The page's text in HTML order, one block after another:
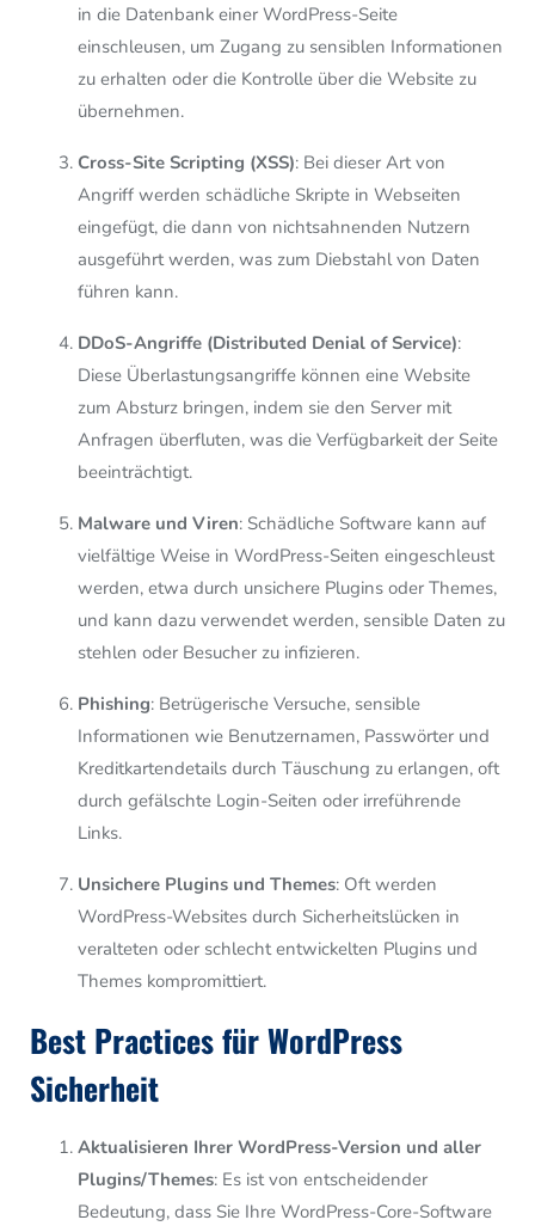
in die Datenbank einer WordPress-Seite
einschleusen, um Zugang zu sensiblen Informationen
zu erhalten oder die Kontrolle über die Website zu
übernehmen.
Cross-Site Scripting (XSS): Bei dieser Art von
Angriff werden schädliche Skripte in Webseiten
eingefügt, die dann von nichtsahnenden Nutzern
ausgeführt werden, was zum Diebstahl von Daten
führen kann.
DDoS-Angriffe (Distributed Denial of Service):
Diese Überlastungsangriffe können eine Website
zum Absturz bringen, indem sie den Server mit
Anfragen überfluten, was die Verfügbarkeit der Seite
beeinträchtigt.
Malware und Viren: Schädliche Software kann auf
vielfältige Weise in WordPress-Seiten eingeschleust
werden, etwa durch unsichere Plugins oder Themes,
und kann dazu verwendet werden, sensible Daten zu
stehlen oder Besucher zu infizieren.
Phishing: Betrügerische Versuche, sensible
Informationen wie Benutzernamen, Passwörter und
Kreditkartendetails durch Täuschung zu erlangen, oft
durch gefälschte Login-Seiten oder irreführende
Links.
Unsichere Plugins und Themes: Oft werden
WordPress-Websites durch Sicherheitslücken in
veralteten oder schlecht entwickelten Plugins und
Themes kompromittiert.
Best Practices für WordPress
Sicherheit
Aktualisieren Ihrer WordPress-Version und aller
Plugins/Themes: Es ist von entscheidender
Bedeutung, dass Sie Ihre WordPress-Core-Software